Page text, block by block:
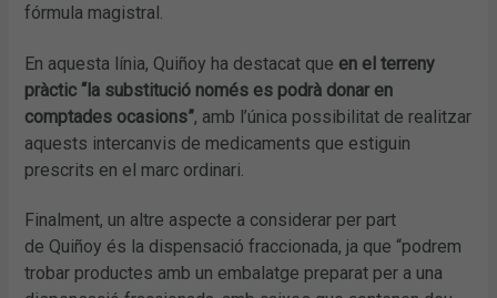
fórmula magistral.
En aquesta línia, Quiñoy ha destacat que en el terreny
pràctic “la substitució només es podrà donar en
comptades ocasions”, amb l’única possibilitat de realitzar
aquests intercanvis de medicaments que estiguin
prescrits en el marc ordinari.
Finalment, un altre aspecte a considerar per part
de Quiñoy és la dispensació fraccionada, ja que “podrem
trobar productes amb un embalatge preparat per a una